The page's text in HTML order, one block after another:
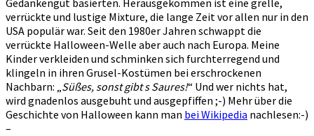
verrückte und lustige Mixture, die lange Zeit vor allen nur in den
USA populär war. Seit den 1980er Jahren schwappt die
verrückte Halloween-Welle aber auch nach Europa. Meine
Kinder verkleiden und schminken sich furchterregend und
klingeln in ihren Grusel-Kostümen bei erschrockenen
Nachbarn: „ Süßes, sonst gibt s Saures!“ Und wer nichts hat,
wird gnadenlos ausgebuht und ausgepfiffen ;-) Mehr über die
Geschichte von Halloween kann man bei Wikipedia nachlesen:-)
–